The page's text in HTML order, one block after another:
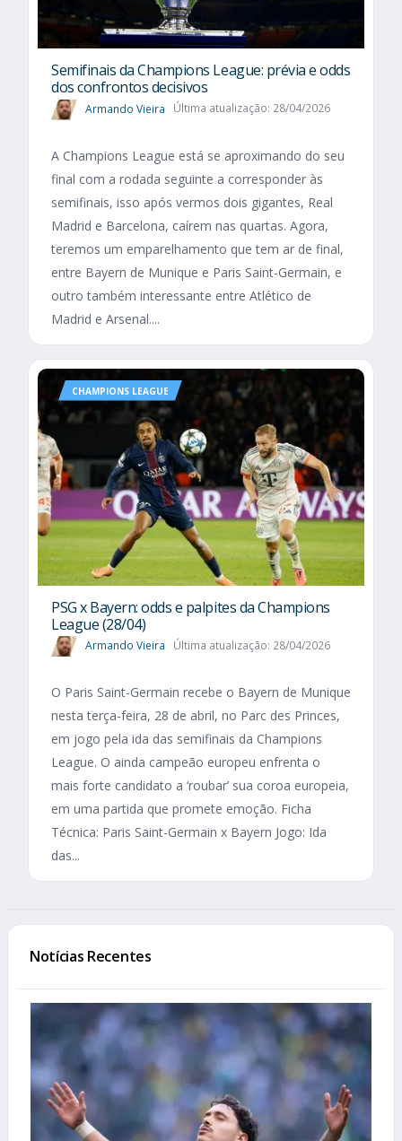
Semifinais da Champions League: prévia e odds
dos confrontos decisivos
Armando Vieira Última atualização: 28/04/2026
A Champions League está se aproximando do seu
final com a rodada seguinte a corresponder às
semifinais, isso após vermos dois gigantes, Real
Madrid e Barcelona, caírem nas quartas. Agora,
teremos um emparelhamento que tem ar de final,
entre Bayern de Munique e Paris Saint-Germain, e
outro também interessante entre Atlético de
Madrid e Arsenal....
CHAMPIONS LEAGUE
PSG x Bayern: odds e palpites da Champions
League (28/04)
Armando Vieira Última atualização: 28/04/2026
O Paris Saint-Germain recebe o Bayern de Munique
nesta terça-feira, 28 de abril, no Parc des Princes,
em jogo pela ida das semifinais da Champions
League. O ainda campeão europeu enfrenta o
mais forte candidato a ‘roubar’ sua coroa europeia,
em uma partida que promete emoção. Ficha
Técnica: Paris Saint-Germain x Bayern Jogo: Ida
das...
Notícias Recentes